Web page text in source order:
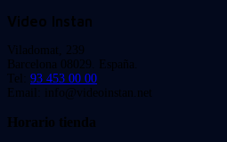
Video Instan
Viladomat, 239
Barcelona 08029. España.
Tel: 93 453 00 00
Email: info@videoinstan.net
Horario tienda